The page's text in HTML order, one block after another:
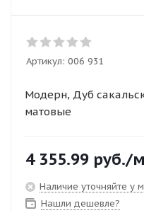
Артикул: 006 931
Модерн, Дуб
матовые
4 355.99 руб./
Наличие уточняйте у
Нашли дешевле?